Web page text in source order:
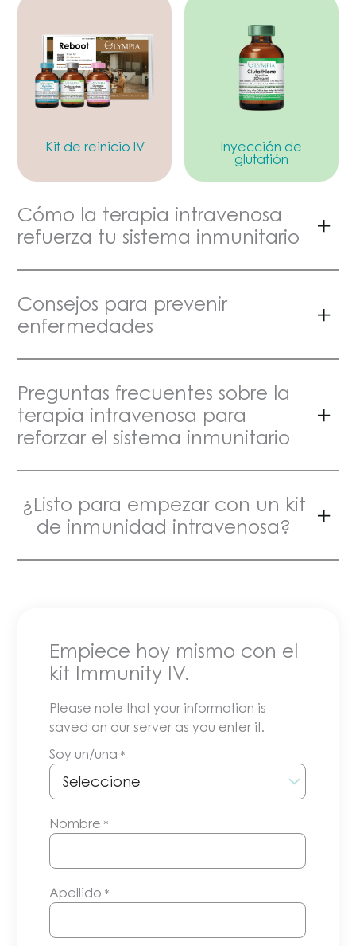
Kit de reinicio IV
Inyección de
glutatión
Cómo la terapia intravenosa
refuerza tu sistema inmunitario
Consejos para prevenir
enfermedades
Preguntas frecuentes sobre la
terapia intravenosa para
reforzar el sistema inmunitario
¿Listo para empezar con un kit
de inmunidad intravenosa?
Empiece hoy mismo con el
kit Immunity IV.
Please note that your information is
saved on our server as you enter it.
Soy un/una *
Nombre *
Apellido *